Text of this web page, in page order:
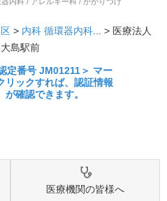
> 内科 循環器内科... > 医療法人
島駅前
医療機関の皆様へ